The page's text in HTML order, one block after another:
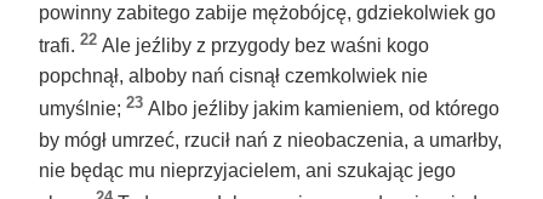
powinny zabitego zabije mężobójcę, gdziekolwiek go
trafi. 22 Ale jeźliby z przygody bez waśni kogo
popchnął, alboby nań cisnął czemkolwiek nie
umyślnie; 23 Albo jeźliby jakim kamieniem, od którego
by mógł umrzeć, rzucił nań z nieobaczenia, a umarłby,
nie będąc mu nieprzyjacielem, ani szukając jego